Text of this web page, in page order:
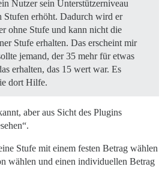
Nutzer sein Unterstützerniveau
Stufen erhöht. Dadurch wird er
ohne Stufe und kann nicht die
Stufe erhalten. Das erscheint mir
jemand, der 35 mehr für etwas
erhalten, das 15 wert war. Es
dort Hilfe.
aber aus Sicht des Plugins
Stufe mit einem festen Betrag wählen
wählen und einen individuellen Betrag